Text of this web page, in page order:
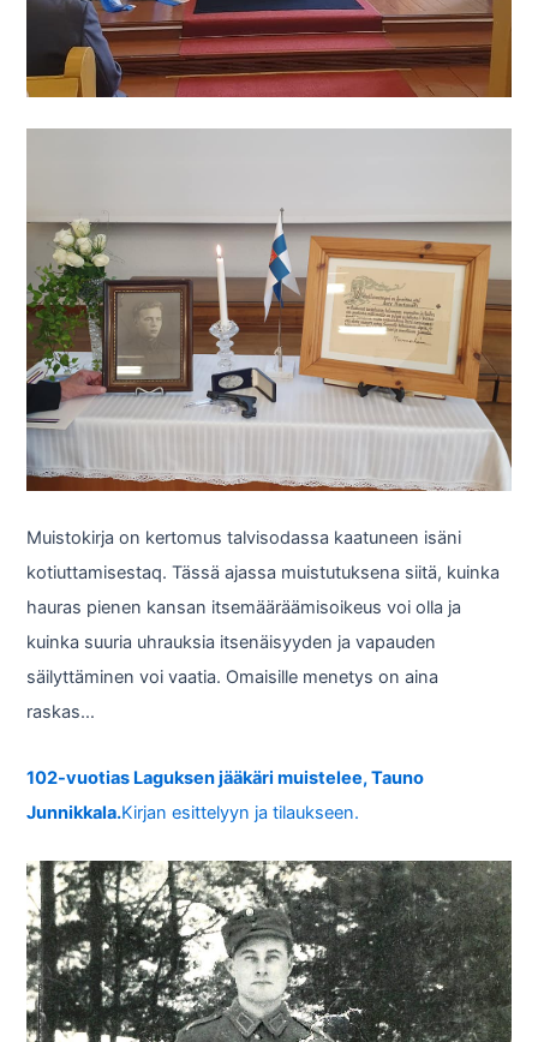
Muistokirja on kertomus talvisodassa kaatuneen isäni
kotiuttamisestaq. Tässä ajassa muistutuksena siitä, kuinka
hauras pienen kansan itsemääräämisoikeus voi olla ja
kuinka suuria uhrauksia itsenäisyyden ja vapauden
säilyttäminen voi vaatia. Omaisille menetys on aina
raskas…
102-vuotias Laguksen jääkäri muistelee, Tauno
Junnikkala.Kirjan esittelyyn ja tilaukseen.